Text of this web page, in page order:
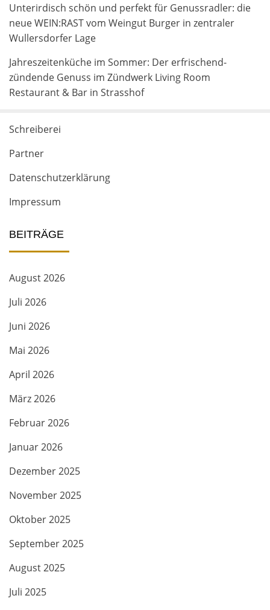
Unterirdisch schön und perfekt für Genussradler: die
neue WEIN:RAST vom Weingut Burger in zentraler
Wullersdorfer Lage
Jahreszeitenküche im Sommer: Der erfrischend-
zündende Genuss im Zündwerk Living Room
Restaurant & Bar in Strasshof
Schreiberei
Partner
Datenschutzerklärung
Impressum
BEITRÄGE
August 2026
Juli 2026
Juni 2026
Mai 2026
April 2026
März 2026
Februar 2026
Januar 2026
Dezember 2025
November 2025
Oktober 2025
September 2025
August 2025
Juli 2025